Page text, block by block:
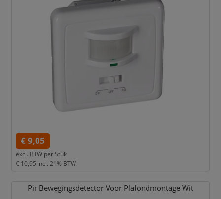
€ 9,05
excl. BTW per Stuk
€ 10,95 incl. 21% BTW
Pir Bewegingsdetector Voor Plafondmontage Wit